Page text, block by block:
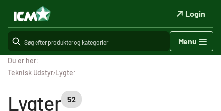
Login
Menu
Du er her:
Teknisk Udstyr/Lygter
Lygter 52